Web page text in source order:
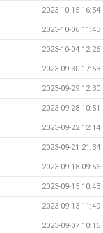
2023-10-15 16:54
2023-10-06 11:43
2023-10-04 12:26
2023-09-30 17:53
2023-09-29 12:30
2023-09-28 10:51
2023-09-22 12:14
2023-09-21 21:34
2023-09-18 09:56
2023-09-15 10:43
2023-09-13 11:49
2023-09-07 10:16